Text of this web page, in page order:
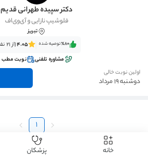
دکتر طب مادر و جنین
دکتر سپیده طهرانی قدیم
فلوشیپ نازایی و آی‌وی‌اف
تبریز
٪80‌‌‌توصیه شده 4.05(از 21 نفر)
مشاوره تلفنی
نوبت مطب
اولین نوبت خالی
دوشنبه 19 مرداد
1
خانه پزشکان